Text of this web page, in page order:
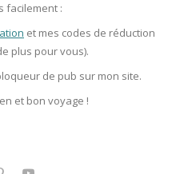
facilement :
et mes codes de réduction
plus pour vous).
de pub sur mon site.
et bon voyage !